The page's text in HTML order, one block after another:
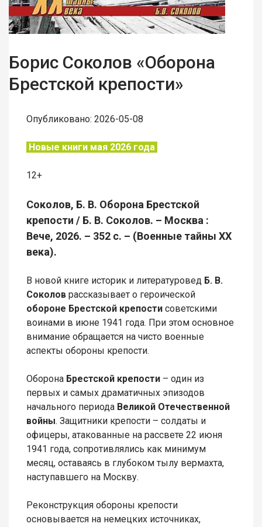
Борис Соколов «Оборона
Брестской крепости»
Опубликовано: 2026-05-08
Новые книги мая 2026 года
12+
Соколов, Б. В. Оборона Брестской
крепости / Б. В. Соколов. – Москва :
Вече, 2026. – 352 с. – (Военные тайны ХХ
века).
В новой книге историк и литературовед Б. В.
Соколов рассказывает о героической
обороне Брестской крепости советскими
воинами в июне 1941 года. При этом основное
внимание обращается на чисто военные
аспекты обороны крепости.
Оборона Брестской крепости – один из
первых и самых драматичных эпизодов
начального периода Великой Отечественной
войны. Защитники крепости – солдаты и
офицеры, атакованные на рассвете 22 июня
1941 года, сопротивлялись как минимум
месяц, оставаясь в глубоком тылу вермахта,
наступавшего на Москву.
Реконструкция обороны крепости
основывается на немецких источниках,